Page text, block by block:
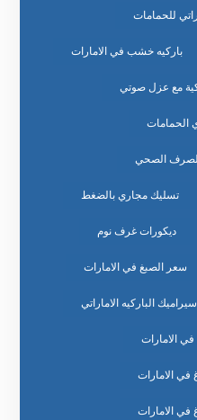
للحمامات
باركيه خشب في الامارات
مع عزل صوتي
الحمامات
الصحي
تسليك مجاري بالضغط
ديكورات غرف نوم
سعر الصبغ في الامارات
سيراميك الباركيه الاماراتي
الامارات
في الامارات
في الامارات